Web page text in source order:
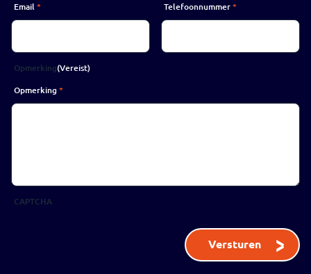
Email*
Telefoonnummer*
Opmerking(Vereist)
Opmerking*
CAPTCHA